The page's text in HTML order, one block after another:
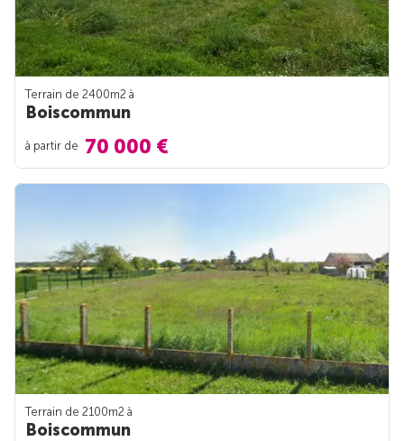
Terrain de 2400m2 à
Boiscommun
à partir de 70 000 €
Terrain de 2100m2 à
Boiscommun